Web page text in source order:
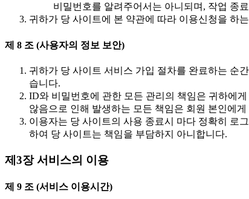
비밀번호를 알려주어서는 아니되며, 작업 종
귀하가 당 사이트에 본 약관에 따라 이용신청을 하
제 8 조 (사용자의 정보 보안)
귀하가 당 사이트 서비스 가입 절차를 완료하는 순
습니다.
ID와 비밀번호에 관한 모든 관리의 책임은 귀하에
않음으로 인해 발생하는 모든 책임은 회원 본인에게
이용자는 당 사이트의 사용 종료시 마다 정확히 로
하여 당 사이트는 책임을 부담하지 아니합니다.
제3장 서비스의 이용
제 9 조 (서비스 이용시간)